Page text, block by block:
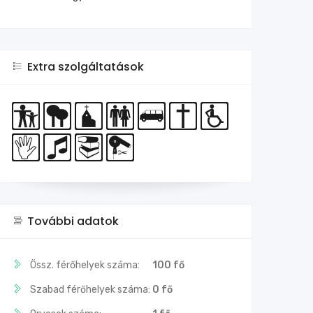
Extra szolgáltatások
További adatok
Össz. férőhelyek száma: 100 fő
Szabad férőhelyek száma: 0 fő